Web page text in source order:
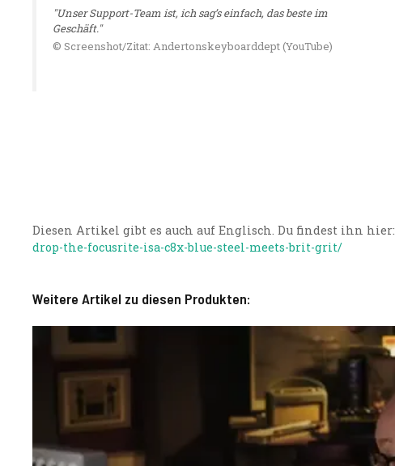
"Unser Support-Team ist, ich sag’s einfach, das beste im
Geschäft."
© Screenshot/Zitat: Andertonskeyboarddept (YouTube)
Diesen Artikel gibt es auch auf Englisch. Du findest ihn hier:
drop-the-focusrite-isa-c8x-blue-steel-meets-brit-grit/
Weitere Artikel zu diesen Produkten: